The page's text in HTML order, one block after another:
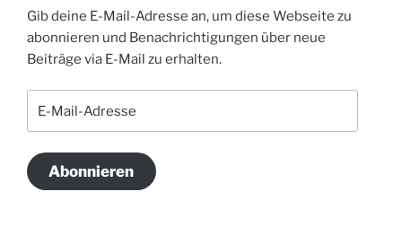
Gib deine E-Mail-Adresse an, um diese Webseite zu
abonnieren und Benachrichtigungen über neue
Beiträge via E-Mail zu erhalten.
Abonnieren